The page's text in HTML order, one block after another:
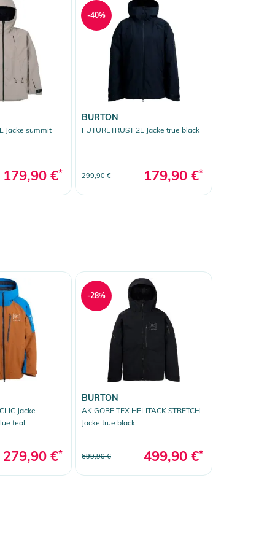
Jacke summit
179,90 €*
BURTON
FUTURETRUST 2L Jacke true black
299,90 € 179,90 €*
-40%
Jacke
teal
279,90 €*
BURTON
AK GORE TEX HELITACK STRETCH
Jacke true black
699,90 € 499,90 €*
-28%